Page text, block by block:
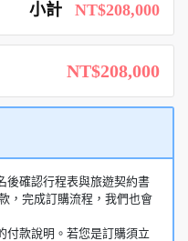
小計 NT$208,000
NT$208,000
後確認行程表與旅遊契約書
，完成訂購流程，我們也會
付款說明。若您是訂購須立